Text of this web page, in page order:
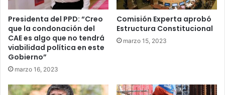
Presidenta del PPD: “Creo
que la condonación del
CAE es algo que no tendrá
viabilidad política en este
Gobierno”
marzo 16, 2023
Comisión Experta aprobó
Estructura Constitucional
marzo 15, 2023